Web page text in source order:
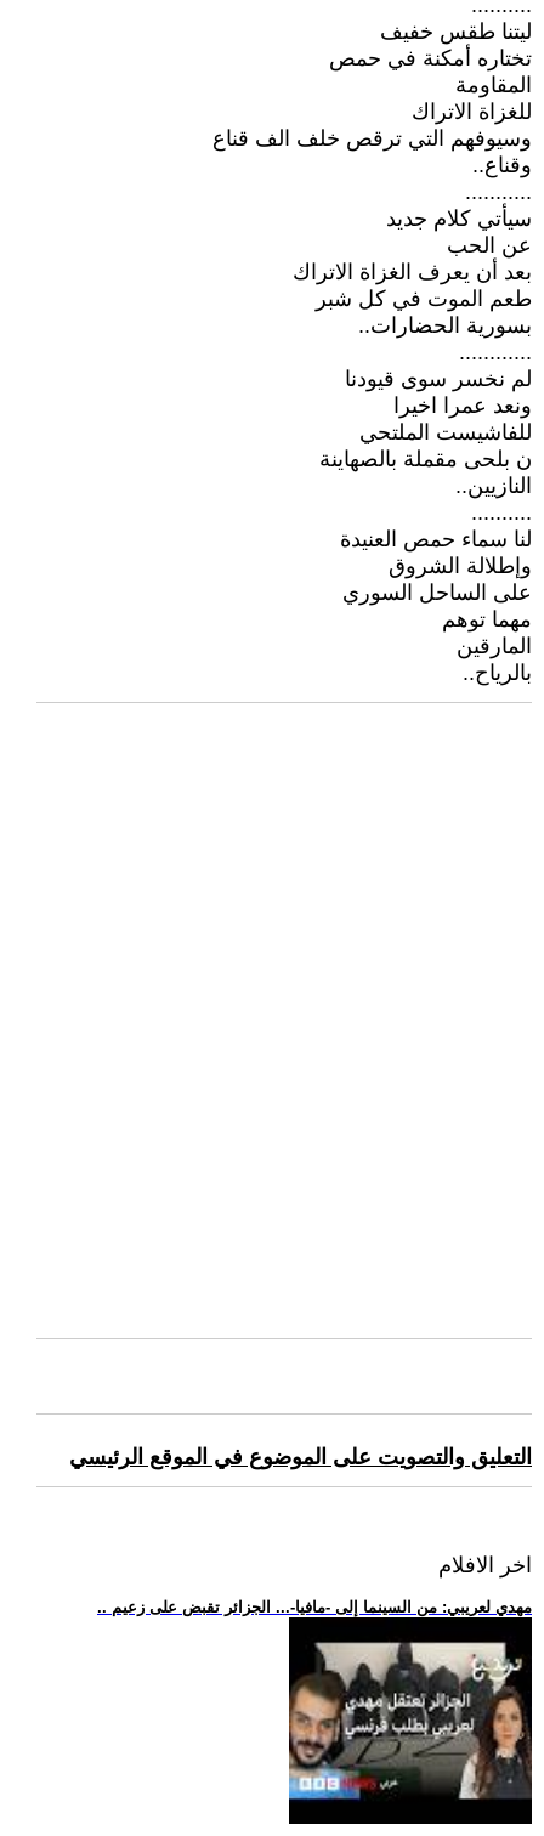
..........
ليتنا طقس خفيف
تختاره أمكنة في حمص
المقاومة
للغزاة الاتراك
وسيوفهم التي ترقص خلف الف قناع
وقناع..
...........
سيأتي كلام جديد
عن الحب
بعد أن يعرف الغزاة الاتراك
طعم الموت في كل شبر
بسورية الحضارات..
............
لم نخسر سوى قيودنا
ونعد عمرا اخيرا
للفاشيست الملتحي
ن بلحى مقملة بالصهاينة
النازيين..
..........
لنا سماء حمص العنيدة
وإطلالة الشروق
على الساحل السوري
مهما توهم
المارقين
بالرياح..
التعليق والتصويت على الموضوع في الموقع الرئيسي
اخر الافلام
.. مهدي لعريبي: من السينما إلى -مافيا-... الجزائر تقبض على زعيم